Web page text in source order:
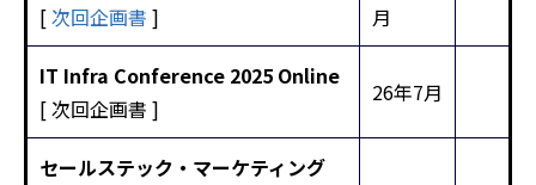
[次回企画書 ]
月
IT Infra Conference 2025 Online
[次回企画書 ]
26年7月
セールステック・マーケティング